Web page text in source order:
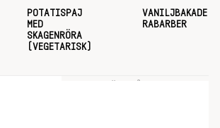
POTATISPAJ
MED
SKAGENRÖRA
(VEGETARISK)
VANILJBAKADE
RABARBER